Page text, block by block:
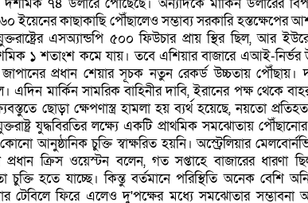
ইয়েনের কাছাকাছি পৌঁছালেও সম্ভাব্য সরকারি হস্তক্ষেপের
এসঅ্যান্ডপি ৫০০ ফিউচার প্রায় স্থির ছিল, আর
১ শতাংশ কমে যায়। তবে এশিয়ার বাজারে এআই-নির্ভর
প্রধান শেয়ার সূচক নতুন রেকর্ড উচ্চতায় পৌঁছায়।
এদিন মার্কিন সামরিক বাহিনীর দাবি, ইরানের পক্ষ থেকে
ছোড়া ক্ষেপণাস্ত্র হামলা হয় ব্যর্থ হয়েছে, নয়তো
যুদ্ধবিরতির লক্ষ্যে একটি প্রাথমিক সমঝোতায়
আনুষ্ঠানিক চুক্তি স্বাক্ষরিত হয়নি। অস্ট্রেলিয়ার
প্রধান ক্রিস ওয়েস্টন বলেন, গত সপ্তাহে বাজারের ধারণা
হতে যাচ্ছে। কিন্তু বর্তমানে পরিস্থিতি অনেক বেশি
টেবিলে ফিরে এলেও দু'পক্ষের মধ্যে সমঝোতার সম্ভাবনা